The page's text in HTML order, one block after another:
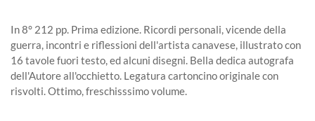
In 8° 212 pp. Prima edizione. Ricordi personali, vicende della
guerra, incontri e riflessioni dell'artista canavese, illustrato con
16 tavole fuori testo, ed alcuni disegni. Bella dedica autografa
dell'Autore all'occhietto. Legatura cartoncino originale con
risvolti. Ottimo, freschisssimo volume.